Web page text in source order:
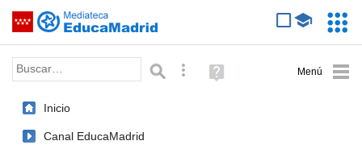
Saltar navegación
Palabra o frase: Búsqueda avanzada
Ayuda
(en
Inicio
Canal EducaMadrid